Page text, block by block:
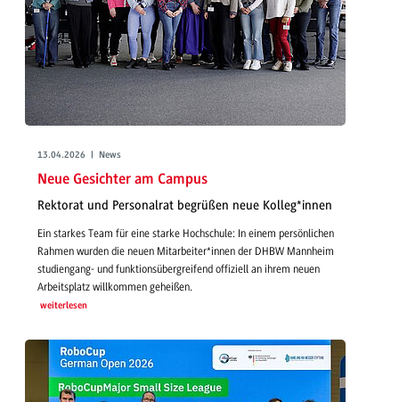
13.04.2026 | News
Neue Gesichter am Campus
Rektorat und Personalrat begrüßen neue Kolleg*innen
Ein starkes Team für eine starke Hochschule: In einem persönlichen
Rahmen wurden die neuen Mitarbeiter*innen der DHBW Mannheim
studiengang- und funktionsübergreifend offiziell an ihrem neuen
Arbeitsplatz willkommen geheißen.
weiterlesen